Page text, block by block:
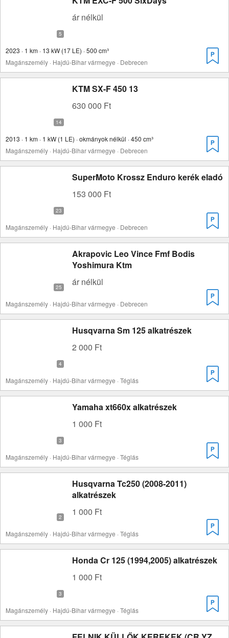
ár nélkül
2023 · 1 km · 13 kW (17 LE) · 500 cm³
Magánszemély · Hajdú-Bihar vármegye · Debrecen
KTM SX-F 450 13
630 000 Ft
2013 · 1 km · 1 kW (1 LE) · okmányok nélkül · 450 cm³
Magánszemély · Hajdú-Bihar vármegye · Debrecen
SuperMoto Krossz Enduro kerék eladó
153 000 Ft
Magánszemély · Hajdú-Bihar vármegye · Debrecen
Akrapovic Leo Vince Fmf Bodis
Yoshimura Ktm
ár nélkül
Magánszemély · Hajdú-Bihar vármegye · Debrecen
Husqvarna Sm 125 alkatrészek
2 000 Ft
Magánszemély · Hajdú-Bihar vármegye · Téglás
Yamaha xt660x alkatrészek
1 000 Ft
Magánszemély · Hajdú-Bihar vármegye · Téglás
Husqvarna Tc250 (2008-2011)
alkatrészek
1 000 Ft
Magánszemély · Hajdú-Bihar vármegye · Téglás
Honda Cr 125 (1994,2005) alkatrészek
1 000 Ft
Magánszemély · Hajdú-Bihar vármegye · Téglás